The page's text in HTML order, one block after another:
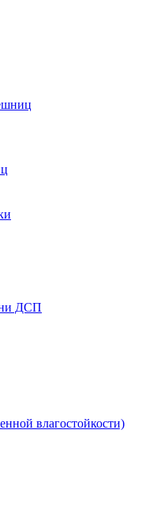
ДСП
влагостойкости)